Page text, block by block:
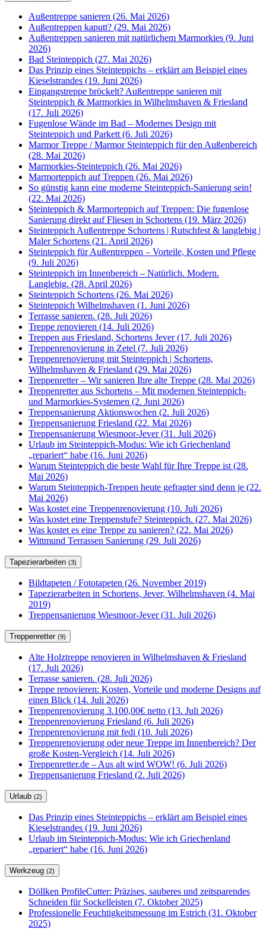
Außentreppe sanieren (26. Mai 2026)
Außentreppen kaputt? (29. Mai 2026)
Außentreppen sanieren mit natürlichem Marmorkies (9. Juni
2026)
Bad Steinteppich (27. Mai 2026)
Das Prinzip eines Steinteppichs – erklärt am Beispiel eines
Kieselstrandes (19. Juni 2026)
Eingangstreppe bröckelt? Außentreppe sanieren mit
Steinteppich & Marmorkies in Wilhelmshaven & Friesland
(17. Juli 2026)
Fugenlose Wände im Bad – Modernes Design mit
Steinteppich und Parkett (6. Juli 2026)
Marmor Treppe / Marmor Steinteppich für den Außenbereich
(28. Mai 2026)
Marmorkies-Steinteppich (26. Mai 2026)
Marmorteppich auf Treppen (26. Mai 2026)
So günstig kann eine moderne Steinteppich-Sanierung sein!
(22. Mai 2026)
Steinteppich & Marmorteppich auf Treppen: Die fugenlose
Sanierung direkt auf Fliesen in Schortens (19. März 2026)
Steinteppich Außentreppe Schortens | Rutschfest & langlebig |
Maler Schortens (21. April 2026)
Steinteppich für Außentreppen – Vorteile, Kosten und Pflege
(9. Juli 2026)
Steinteppich im Innenbereich – Natürlich. Modern.
Langlebig. (28. April 2026)
Steinteppich Schortens (26. Mai 2026)
Steinteppich Wilhelmshaven (1. Juni 2026)
Terrasse sanieren. (28. Juli 2026)
Treppe renovieren (14. Juli 2026)
Treppen aus Friesland, Schortens Jever (17. Juli 2026)
Treppenrenovierung in Zetel (7. Juli 2026)
Treppenrenovierung mit Steinteppich | Schortens,
Wilhelmshaven & Friesland (29. Mai 2026)
Treppenretter – Wir sanieren Ihre alte Treppe (28. Mai 2026)
Treppenretter aus Schortens – Mit modernen Steinteppich-
und Marmorkies-Systemen (2. Juni 2026)
Treppensanierung Aktionswochen (2. Juli 2026)
Treppensanierung Friesland (22. Mai 2026)
Treppensanierung Wiesmoor-Jever (31. Juli 2026)
Urlaub im Steinteppich-Modus: Wie ich Griechenland
„repariert“ habe (16. Juni 2026)
Warum Steinteppich die beste Wahl für Ihre Treppe ist (28.
Mai 2026)
Warum Steinteppich-Treppen heute gefragter sind denn je (22.
Mai 2026)
Was kostet eine Treppenrenovierung (10. Juli 2026)
Was kostet eine Treppenstufe? Steinteppich. (27. Mai 2026)
Was kostet es eine Treppe zu sanieren? (22. Mai 2026)
Wittmund Terrassen Sanierung (29. Juli 2026)
Tapezierarbeiten (3)
Bildtapeten / Fototapeten (26. November 2019)
Tapezierarbeiten in Schortens, Jever, Wilhelmshaven (4. Mai
2019)
Treppensanierung Wiesmoor-Jever (31. Juli 2026)
Treppenretter (9)
Alte Holztreppe renovieren in Wilhelmshaven & Friesland
(17. Juli 2026)
Terrasse sanieren. (28. Juli 2026)
Treppe renovieren: Kosten, Vorteile und moderne Designs auf
einen Blick (14. Juli 2026)
Treppenrenovierung 3.100,00€ netto (13. Juli 2026)
Treppenrenovierung Friesland (6. Juli 2026)
Treppenrenovierung mit fedi (10. Juli 2026)
Treppenrenovierung oder neue Treppe im Innenbereich? Der
große Kosten-Vergleich (14. Juli 2026)
Treppenretter.de – Aus alt wird WOW! (6. Juli 2026)
Treppensanierung Friesland (2. Juli 2026)
Urlaub (2)
Das Prinzip eines Steinteppichs – erklärt am Beispiel eines
Kieselstrandes (19. Juni 2026)
Urlaub im Steinteppich-Modus: Wie ich Griechenland
„repariert“ habe (16. Juni 2026)
Werkzeug (2)
Döllken ProfileCutter: Präzises, sauberes und zeitsparendes
Schneiden für Sockelleisten (7. Oktober 2025)
Professionelle Feuchtigkeitsmessung im Estrich (31. Oktober
2025)